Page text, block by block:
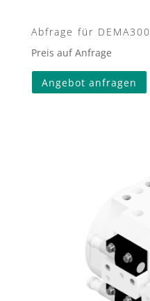
Abfrage für DEMA300
Preis auf Anfrage
Angebot anfragen